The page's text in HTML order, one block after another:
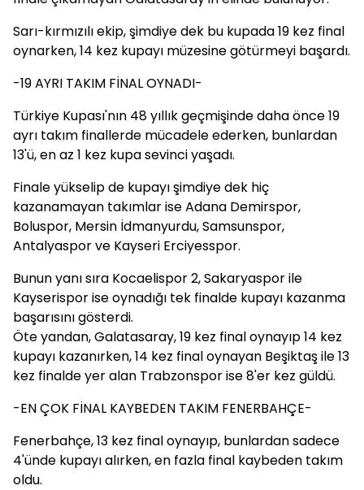
Sarı-kırmızılı ekip, şimdiye dek bu kupada 19 kez final
oynarken, 14 kez kupayı müzesine götürmeyi başardı.
-19 AYRI TAKIM FİNAL OYNADI-
Türkiye Kupası'nın 48 yıllık geçmişinde daha önce 19
ayrı takım finallerde mücadele ederken, bunlardan
13'ü, en az 1 kez kupa sevinci yaşadı.
Finale yükselip de kupayı şimdiye dek hiç
kazanamayan takımlar ise Adana Demirspor,
Boluspor, Mersin İdmanyurdu, Samsunspor,
Antalyaspor ve Kayseri Erciyesspor.
Bunun yanı sıra Kocaelispor 2, Sakaryaspor ile
Kayserispor ise oynadığı tek finalde kupayı kazanma
başarısını gösterdi.
Öte yandan, Galatasaray, 19 kez final oynayıp 14 kez
kupayı kazanırken, 14 kez final oynayan Beşiktaş ile 13
kez finalde yer alan Trabzonspor ise 8'er kez güldü.
-EN ÇOK FİNAL KAYBEDEN TAKIM FENERBAHÇE-
Fenerbahçe, 13 kez final oynayıp, bunlardan sadece
4'ünde kupayı alırken, en fazla final kaybeden takım
oldu.